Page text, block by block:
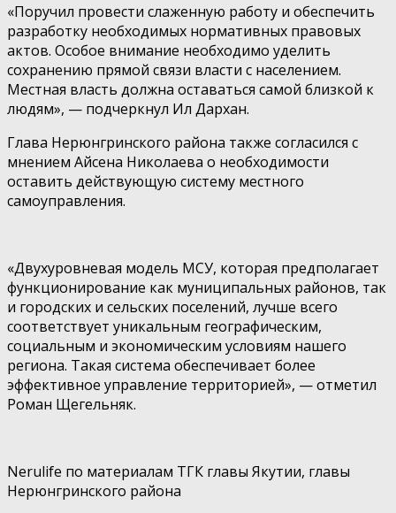
«Поручил провести слаженную работу и обеспечить
разработку необходимых нормативных правовых
актов. Особое внимание необходимо уделить
сохранению прямой связи власти с населением.
Местная власть должна оставаться самой близкой к
людям», — подчеркнул Ил Дархан.
Глава Нерюнгринского района также согласился с
мнением Айсена Николаева о необходимости
оставить действующую систему местного
самоуправления.
«Двухуровневая модель МСУ, которая предполагает
функционирование как муниципальных районов, так
и городских и сельских поселений, лучше всего
соответствует уникальным географическим,
социальным и экономическим условиям нашего
региона. Такая система обеспечивает более
эффективное управление территорией», — отметил
Роман Щегельняк.
Nerulife по материалам ТГК главы Якутии, главы
Нерюнгринского района